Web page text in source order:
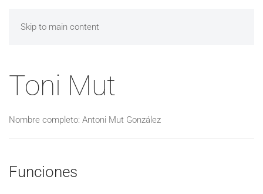
Skip to main content
Toni Mut
Nombre completo: Antoni Mut González
Funciones